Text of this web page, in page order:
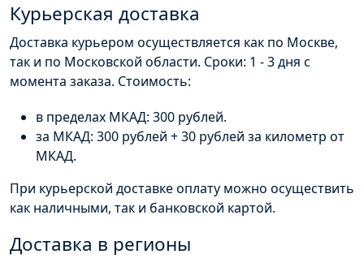
Курьерская доставка
Доставка курьером осуществляется как по Москве,
так и по Московской области. Сроки: 1 - 3 дня с
момента заказа. Стоимость:
в пределах МКАД: 300 рублей.
за МКАД: 300 рублей + 30 рублей за километр от
МКАД.
При курьерской доставке оплату можно осуществить
как наличными, так и банковской картой.
Доставка в регионы